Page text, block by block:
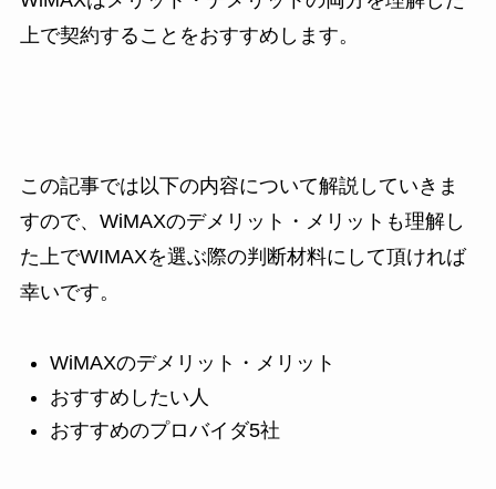
上で契約することをおすすめします。
この記事では以下の内容について解説していきま
すので、WiMAXのデメリット・メリットも理解し
た上でWIMAXを選ぶ際の判断材料にして頂ければ
幸いです。
WiMAXのデメリット・メリット
おすすめしたい人
おすすめのプロバイダ5社